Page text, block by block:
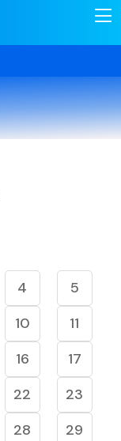
4
5
10
11
16
17
22
23
28
29